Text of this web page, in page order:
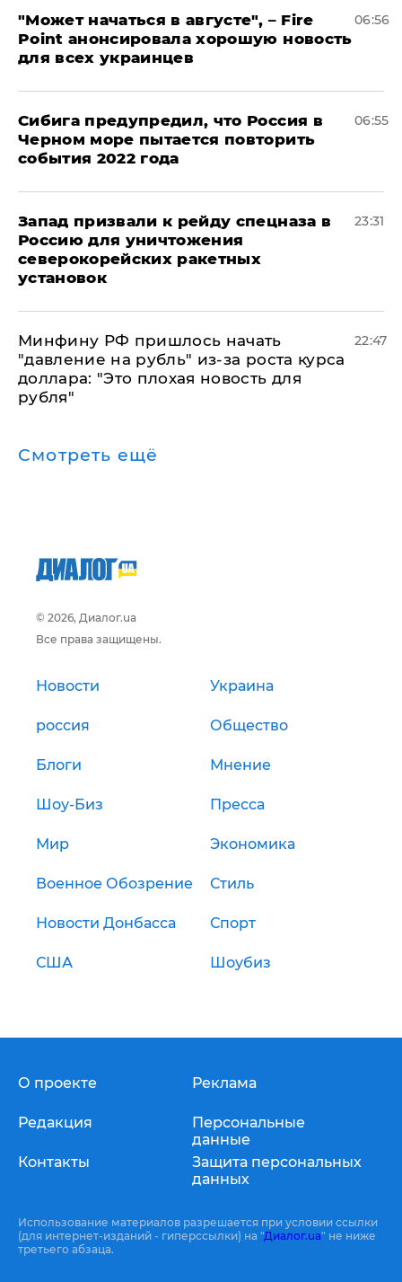
"Может начаться в августе", – Fire
Point анонсировала хорошую новость
для всех украинцев
06:56
Сибига предупредил, что Россия в
Черном море пытается повторить
события 2022 года
06:55
Запад призвали к рейду спецназа в
Россию для уничтожения
северокорейских ракетных
установок
23:31
Минфину РФ пришлось начать
"давление на рубль" из-за роста курса
доллара: "Это плохая новость для
рубля"
22:47
Смотреть ещё
© 2026, Диалог.ua
Все права защищены.
Новости Украина
россия Общество
Блоги Мнение
Шоу-Биз Пресса
Мир Экономика
Военное Обозрение Стиль
Новости Донбасса Спорт
США Шоубиз
О проекте
Редакция
Контакты
Реклама
Персональные
данные
Защита персональных
данных
Использование материалов разрешается при условии ссылки
(для интернет-изданий - гиперссылки) на "Диалог.ua" не ниже
третьего абзаца.